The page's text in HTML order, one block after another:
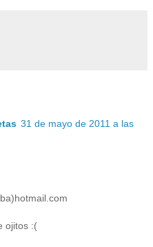
31 de mayo de 2011 a las
ojitos :(